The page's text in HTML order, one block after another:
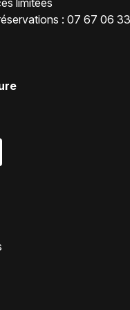
limitées
: 07 67 06